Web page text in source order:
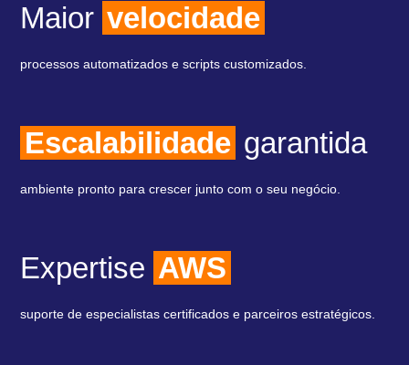
Maior velocidade
processos automatizados e scripts customizados.
Escalabilidade garantida
ambiente pronto para crescer junto com o seu negócio.
Expertise AWS
suporte de especialistas certificados e parceiros estratégicos.